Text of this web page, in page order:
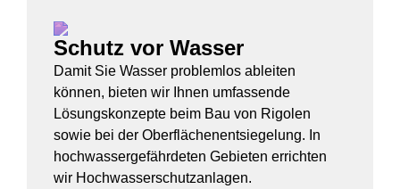
Schutz vor Wasser
Damit Sie Wasser problemlos ableiten
können, bieten wir Ihnen umfassende
Lösungskonzepte beim Bau von Rigolen
sowie bei der Oberflächenentsiegelung. In
hochwassergefährdeten Gebieten errichten
wir Hochwasserschutzanlagen.